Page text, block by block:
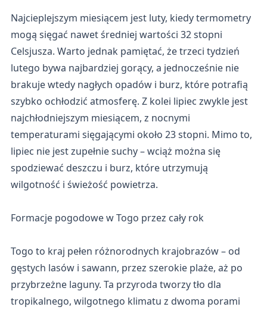
Najcieplejszym miesiącem jest luty, kiedy termometry
mogą sięgać nawet średniej wartości 32 stopni
Celsjusza. Warto jednak pamiętać, że trzeci tydzień
lutego bywa najbardziej gorący, a jednocześnie nie
brakuje wtedy nagłych opadów i burz, które potrafią
szybko ochłodzić atmosferę. Z kolei lipiec zwykle jest
najchłodniejszym miesiącem, z nocnymi
temperaturami sięgającymi około 23 stopni. Mimo to,
lipiec nie jest zupełnie suchy – wciąż można się
spodziewać deszczu i burz, które utrzymują
wilgotność i świeżość powietrza.
Formacje pogodowe w Togo przez cały rok
Togo to kraj pełen różnorodnych krajobrazów – od
gęstych lasów i sawann, przez szerokie plaże, aż po
przybrzeżne laguny. Ta przyroda tworzy tło dla
tropikalnego, wilgotnego klimatu z dwoma porami